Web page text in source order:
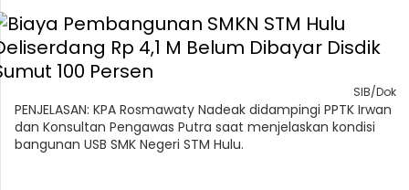
SIB/Dok
PENJELASAN: KPA Rosmawaty Nadeak didampingi PPTK Irwan
dan Konsultan Pengawas Putra saat menjelaskan kondisi
bangunan USB SMK Negeri STM Hulu.